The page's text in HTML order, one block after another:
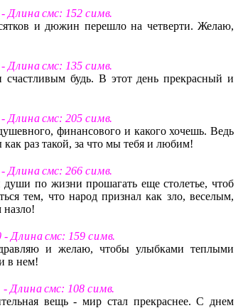
Д л и н асмс: 152 с и м в.
и дюжин перешло на четверти. Желаю,
Д л и н асмс: 135 с и м в.
будь. В этот день прекрасный и
Д л и н асмс: 205 с и м в.
финансового и какого хочешь. Ведь
как раз такой, за что мы тебя и любим!
Д л и н асмс: 266 с и м в.
по жизни прошагать еще столетье, чтоб
тем, что народ признал как зло, веселым,
- Д л и н асмс: 159 с и м в.
и желаю, чтобы улыбками теплыми
в нем!
- Д л и н асмс: 108 с и м в.
вещь - мир стал прекраснее. С днем